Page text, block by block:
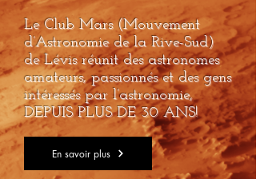
Le Club Mars (Mouvement
d’Astronomie de la Rive-Sud)
de Lévis réunit des astronomes
amateurs, passionnés et des gens
intéressés par l’astronomie,
DEPUIS PLUS DE 30 ANS!
En savoir plus